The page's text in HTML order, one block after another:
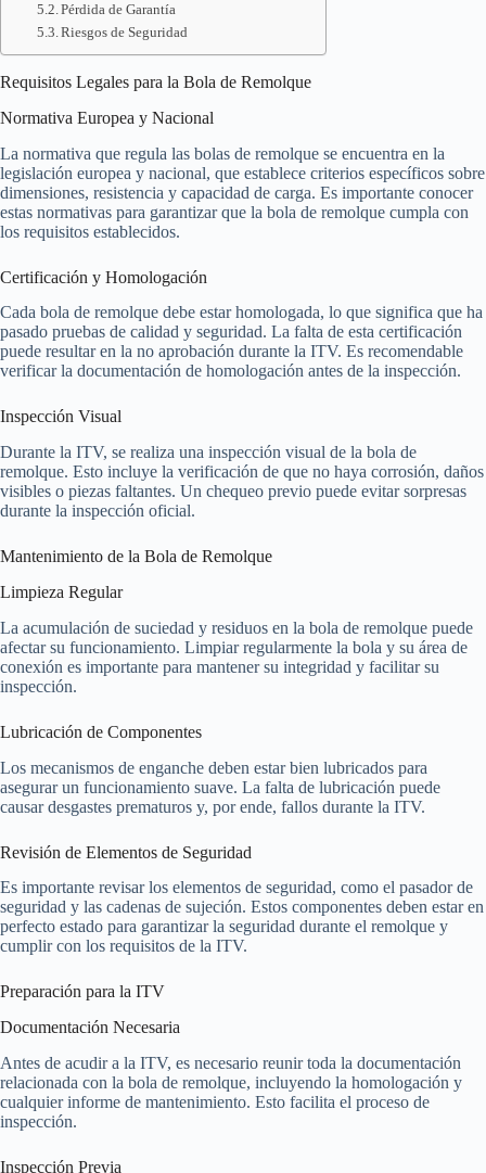
Pérdida de Garantía
Riesgos de Seguridad
Requisitos Legales para la Bola de Remolque
Normativa Europea y Nacional
La normativa que regula las bolas de remolque se encuentra en la
legislación europea y nacional, que establece criterios específicos sobre
dimensiones, resistencia y capacidad de carga. Es importante conocer
estas normativas para garantizar que la bola de remolque cumpla con
los requisitos establecidos.
Certificación y Homologación
Cada bola de remolque debe estar homologada, lo que significa que ha
pasado pruebas de calidad y seguridad. La falta de esta certificación
puede resultar en la no aprobación durante la ITV. Es recomendable
verificar la documentación de homologación antes de la inspección.
Inspección Visual
Durante la ITV, se realiza una inspección visual de la bola de
remolque. Esto incluye la verificación de que no haya corrosión, daños
visibles o piezas faltantes. Un chequeo previo puede evitar sorpresas
durante la inspección oficial.
Mantenimiento de la Bola de Remolque
Limpieza Regular
La acumulación de suciedad y residuos en la bola de remolque puede
afectar su funcionamiento. Limpiar regularmente la bola y su área de
conexión es importante para mantener su integridad y facilitar su
inspección.
Lubricación de Componentes
Los mecanismos de enganche deben estar bien lubricados para
asegurar un funcionamiento suave. La falta de lubricación puede
causar desgastes prematuros y, por ende, fallos durante la ITV.
Revisión de Elementos de Seguridad
Es importante revisar los elementos de seguridad, como el pasador de
seguridad y las cadenas de sujeción. Estos componentes deben estar en
perfecto estado para garantizar la seguridad durante el remolque y
cumplir con los requisitos de la ITV.
Preparación para la ITV
Documentación Necesaria
Antes de acudir a la ITV, es necesario reunir toda la documentación
relacionada con la bola de remolque, incluyendo la homologación y
cualquier informe de mantenimiento. Esto facilita el proceso de
inspección.
Inspección Previa